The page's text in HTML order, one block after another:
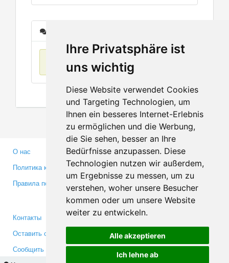
Ihre Privatsphäre ist
uns wichtig
Diese Website verwendet Cookies
und Targeting Technologien, um
Ihnen ein besseres Internet-Erlebnis
zu ermöglichen und die Werbung,
die Sie sehen, besser an Ihre
Bedürfnisse anzupassen. Diese
Technologien nutzen wir außerdem,
um Ergebnisse zu messen, um zu
verstehen, woher unsere Besucher
kommen oder um unsere Website
weiter zu entwickeln.
Alle akzeptieren
Ich lehne ab
О нас
Политика конфиденциальности
Правила пользования
Партнерам
Инвесторам
Медиа
Контакты
Оставить отзыв
Сообщить об ошибке
Facebook
Twitter
YouTube